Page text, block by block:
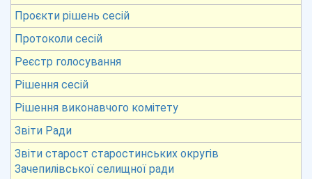
Проєкти рішень сесій
Протоколи сесій
Реєстр голосування
Рішення сесій
Рішення виконавчого комітету
Звіти Ради
Звіти старост старостинських округів
Зачепилівської селищної ради